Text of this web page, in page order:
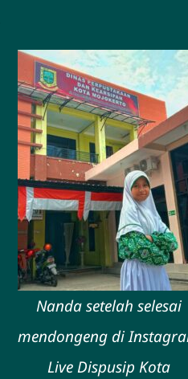
Nanda setelah selesai
mendongeng di
Live Dispusip Kota